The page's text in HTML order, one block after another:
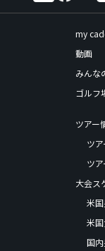
my
動画
みんな
ゴルフ
ツアー
ツ
ツ
大会ス
米
米
国